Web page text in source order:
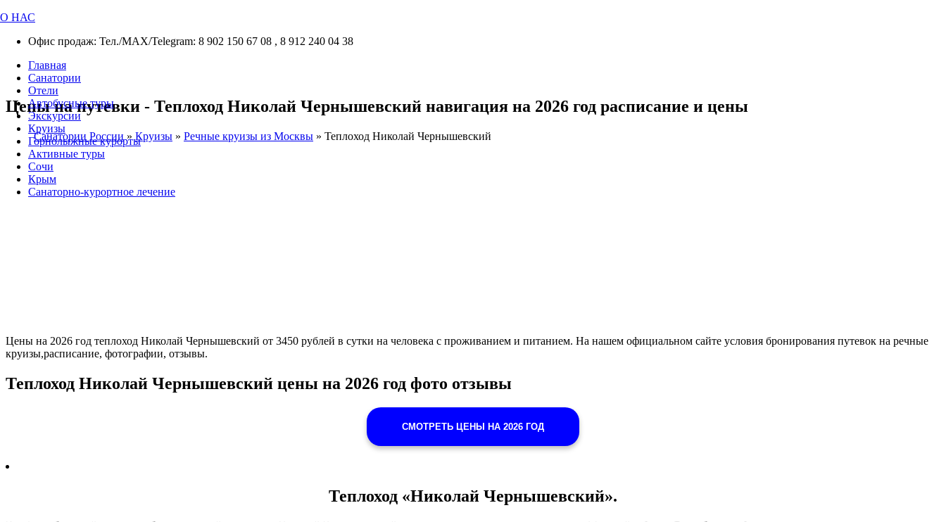
О НАС
Офис продаж: Тел./МАХ/Telegram: 8 902 150 67 08 , 8 912 240 04 38
Главная
Санатории
Отели
Автобусные туры
Экскурсии
Круизы
Горнолыжные курорты
Активные туры
Сочи
Крым
Санаторно-курортное лечение
Цены на путевки - Теплоход Николай Чернышевский навигация на 2026 год расписание и цены
Санатории России » Круизы » Речные круизы из Москвы » Теплоход Николай Чернышевский
Цены на 2026 год теплоход Николай Чернышевский от 3450 рублей в сутки на человека с проживанием и питанием. На нашем официальном сайте условия бронирования путевок на речные
круизы,расписание, фотографии, отзывы.
Теплоход Николай Чернышевский цены на 2026 год фото отзывы
СМОТРЕТЬ ЦЕНЫ НА 2026 ГОД
Теплоход «Николай Чернышевский».